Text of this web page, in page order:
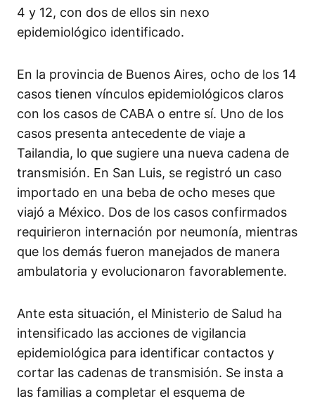
4 y 12, con dos de ellos sin nexo
epidemiológico identificado.
En la provincia de Buenos Aires, ocho de los 14
casos tienen vínculos epidemiológicos claros
con los casos de CABA o entre sí. Uno de los
casos presenta antecedente de viaje a
Tailandia, lo que sugiere una nueva cadena de
transmisión. En San Luis, se registró un caso
importado en una beba de ocho meses que
viajó a México. Dos de los casos confirmados
requirieron internación por neumonía, mientras
que los demás fueron manejados de manera
ambulatoria y evolucionaron favorablemente.
Ante esta situación, el Ministerio de Salud ha
intensificado las acciones de vigilancia
epidemiológica para identificar contactos y
cortar las cadenas de transmisión. Se insta a
las familias a completar el esquema de